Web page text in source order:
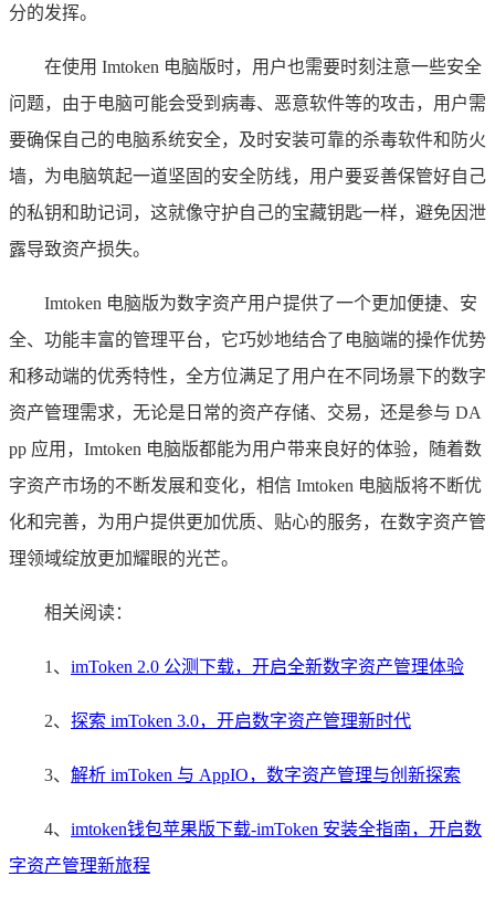
分的发挥。
在使用 Imtoken 电脑版时，用户也需要时刻注意一些安全
问题，由于电脑可能会受到病毒、恶意软件等的攻击，用户需
要确保自己的电脑系统安全，及时安装可靠的杀毒软件和防火
墙，为电脑筑起一道坚固的安全防线，用户要妥善保管好自己
的私钥和助记词，这就像守护自己的宝藏钥匙一样，避免因泄
露导致资产损失。
Imtoken 电脑版为数字资产用户提供了一个更加便捷、安
全、功能丰富的管理平台，它巧妙地结合了电脑端的操作优势
和移动端的优秀特性，全方位满足了用户在不同场景下的数字
资产管理需求，无论是日常的资产存储、交易，还是参与 DA
pp 应用，Imtoken 电脑版都能为用户带来良好的体验，随着数
字资产市场的不断发展和变化，相信 Imtoken 电脑版将不断优
化和完善，为用户提供更加优质、贴心的服务，在数字资产管
理领域绽放更加耀眼的光芒。
相关阅读：
1、 imToken 2.0 公测下载，开启全新数字资产管理体验
2、 探索 imToken 3.0，开启数字资产管理新时代
3、 解析 imToken 与 AppIO，数字资产管理与创新探索
4、 imtoken钱包苹果版下载-imToken 安装全指南，开启数
字资产管理新旅程